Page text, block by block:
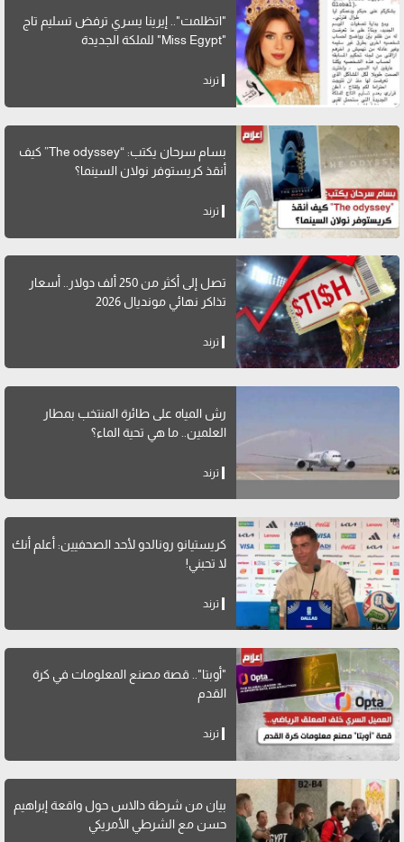
"اتظلمت".. إيرينا يسري ترفض تسليم تاج
"Miss Egypt" للملكة الجديدة
ترند
بسام سرحان يكتب: “The odyssey” كيف
أنقذ كريستوفر نولان السينما؟
ترند
تصل إلى أكثر من 250 ألف دولار.. أسعار
تذاكر نهائي مونديال 2026
ترند
رش المياه على طائرة المنتخب بمطار
العلمين.. ما هي تحية الماء؟
ترند
كريستيانو رونالدو لأحد الصحفيين: أعلم أنك
لا تحبني!
ترند
"أوبتا".. قصة مصنع المعلومات في كرة
القدم
ترند
بيان من شرطة دالاس حول واقعة إبراهيم
حسن مع الشرطي الأمريكي